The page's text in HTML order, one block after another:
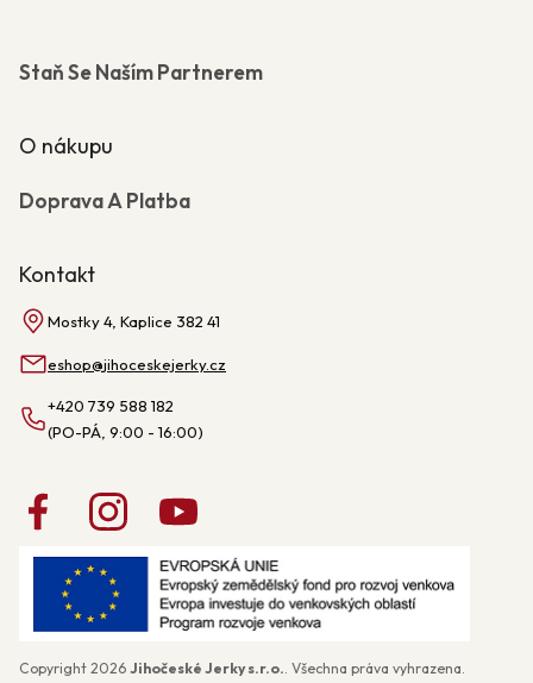
Staň Se Naším Partnerem
O nákupu
Doprava A Platba
Kontakt
Mostky 4, Kaplice 382 41
eshop@jihoceskejerky.cz
+420 739 588 182
Copyright 2026 Jihočeské Jerky s.r.o. . Všechna práva vyhrazena.